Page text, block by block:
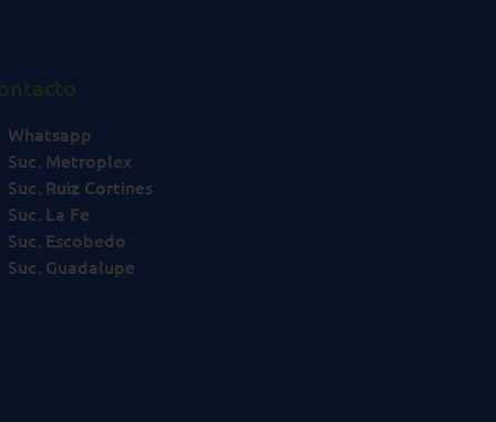
Whatsapp
Suc. Metroplex
Suc. Ruiz Cortines
Suc. La Fe
Suc. Escobedo
Suc. Guadalupe